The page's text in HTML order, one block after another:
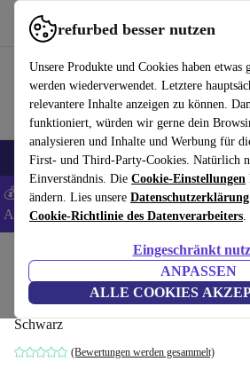
refurbed besser nutzen
Unsere Produkte und Cookies haben etwas
werden wiederverwendet. Letztere
relevantere Inhalte anzeigen zu können.
funktioniert, würden wir gerne dein
analysieren und Inhalte und Werbung für
First- und Third-Party-Cookies. Natürlich
Einverständnis. Die Cookie-Einstellungen
ändern. Lies unsere Datenschutzerklärung
Cookie-Richtlinie des Datenverarbeiters.
Eingeschränkt
ANPASSEN
ALLE COOKIES
refurbed schnell und einfach nutzen
🎒 Back to school Handys Laptops
💰 Extra -5% auf Samsung- und Google-
ANDROID5 -AGB
Kameras Spiegellose Kameras
Nikon Z 7II
Schwarz
(Bewertungen werden gesammelt)